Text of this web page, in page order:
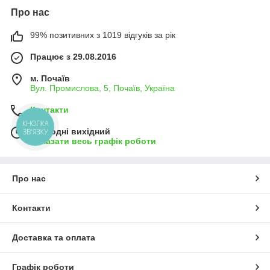
Про нас
99% позитивних з 1019 відгуків за рік
Працює з 29.08.2016
м. Почаїв
Вул. Промислова, 5, Почаїв, Україна
Контакти
Сьогодні вихідний
Показати весь графік роботи
Про нас
Контакти
Доставка та оплата
Графік роботи
КНОПКА
ЗВ'ЯЗКУ